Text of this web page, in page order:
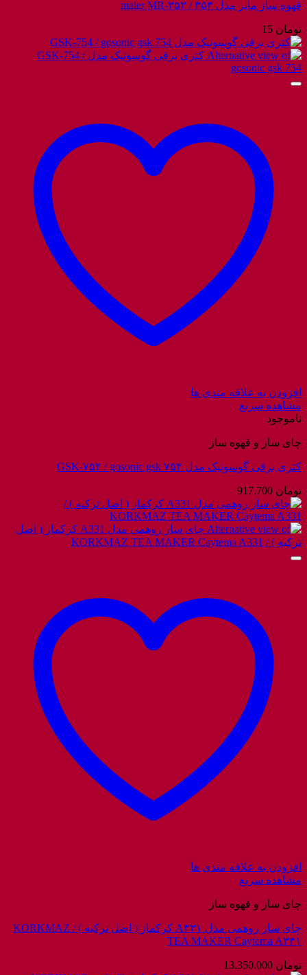
قهوه ساز مایر مدل ۳۵۳ / maier MR-۳۵۳
تومان
افزودن به علاقه مندی ها
مشاهده سریع
ناموجود
چای ساز و قهوه ساز
کتری برقی گوسونیک مدل GSK-۷۵۴ / gosonic gsk ۷۵۴
تومان
افزودن به علاقه مندی ها
مشاهده سریع
چای ساز و قهوه ساز
چای ساز روهمی مدل A۳۳۱ کرکماز ( اضل ترکیه ) / KORKMAZ
TEA MAKER Caytema A۳۳۱
تومان